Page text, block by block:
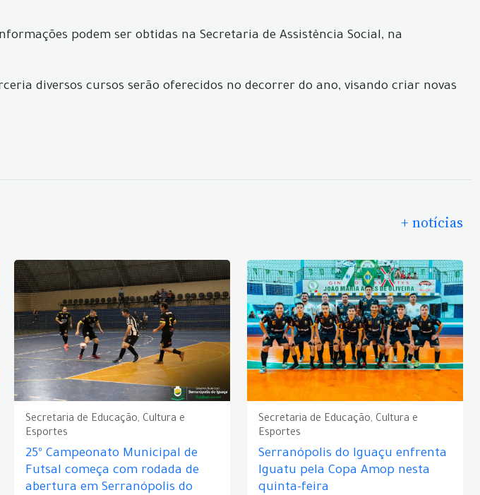
podem ser obtidas na Secretaria de Assistência Social, na
diversos cursos serão oferecidos no decorrer do ano, visando criar novas
+ notícias
Secretaria de Educação, Cultura e
Esportes
25º Campeonato Municipal de
Futsal começa com rodada de
abertura em Serranópolis do
Secretaria de Educação, Cultura e
Esportes
Serranópolis do Iguaçu enfrenta
Iguatu pela Copa Amop nesta
quinta-feira